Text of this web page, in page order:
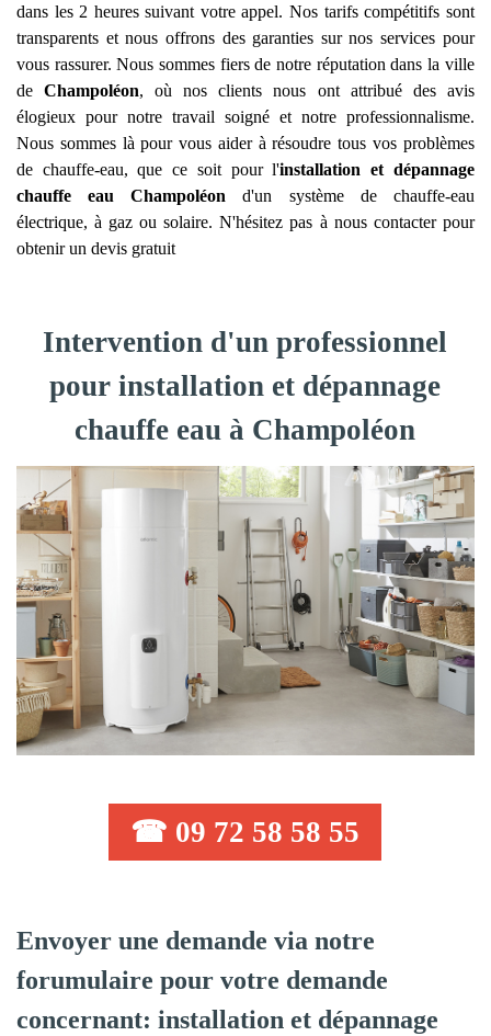
dans les 2 heures suivant votre appel. Nos tarifs compétitifs sont
transparents et nous offrons des garanties sur nos services pour
vous rassurer. Nous sommes fiers de notre réputation dans la ville
deChampoléon, où nos clients nous ont attribué des avis
élogieux pour notre travail soigné et notre professionnalisme.
Nous sommes là pour vous aider à résoudre tous vos problèmes
de chauffe-eau, que ce soit pour l'installation et dépannage
chauffe eau
Champoléon d'un système de chauffe-eau
électrique, à gaz ou solaire. N'hésitez pas à nous contacter pour
obtenir un devis gratuit
Intervention d'un professionnel
pour installation et dépannage
chauffe eau à Champoléon
☎ 09 72 58 58 55
Envoyer une demande via notre
forumulaire pour votre demande
concernant: installation et dépannage